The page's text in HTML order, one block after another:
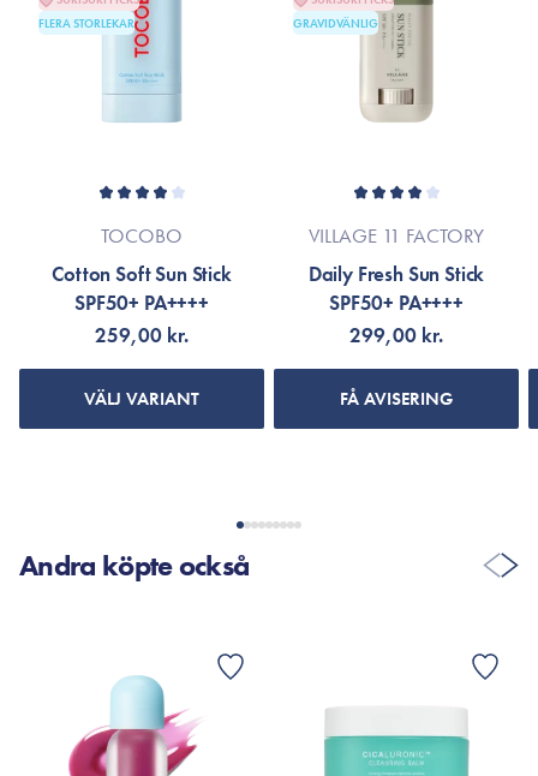
Tocobo Vita Waterproof Sunstick ett måste i
sommarnecessären.
Fri från parabener, sulfater, uttorkande alkohol och
mineralolja.
*Ingredienslistan kan eventuellt ha ändrats på grund av
löpande produktförbättringar.
Om så är fallet hänvisas till produktförpackningen eller till
FLERA STORLEKAR
TOCOBO
Cotton Soft Sun Stick
SPF50+ PA++++
259,00 kr.
VÄLJ VARIANT
GRAVIDVÄNLIG
VILLAGE 11 FACTORY
Daily Fresh Sun Stick
SPF50+ PA++++
299,00 kr.
FÅ AVISERING
Andra köpte också